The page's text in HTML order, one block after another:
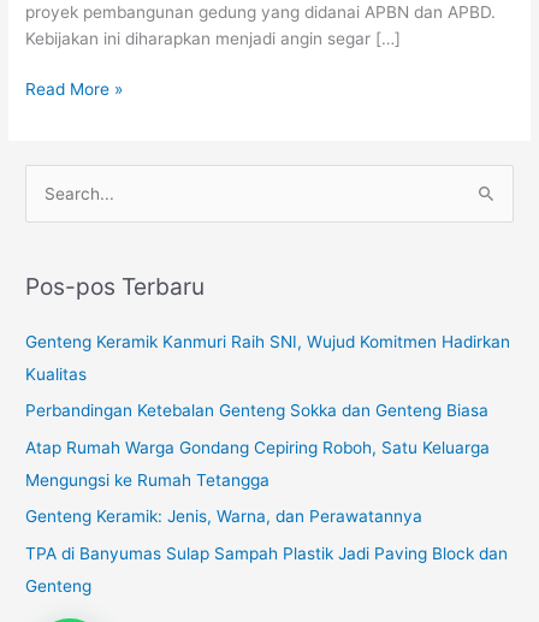
proyek pembangunan gedung yang didanai APBN dan APBD.
Kebijakan ini diharapkan menjadi angin segar […]
Read More »
i
k
:
Pos-pos Terbaru
Genteng Keramik Kanmuri Raih SNI, Wujud Komitmen Hadirkan
Kualitas
Perbandingan Ketebalan Genteng Sokka dan Genteng Biasa
Atap Rumah Warga Gondang Cepiring Roboh, Satu Keluarga
Mengungsi ke Rumah Tetangga
Genteng Keramik: Jenis, Warna, dan Perawatannya
TPA di Banyumas Sulap Sampah Plastik Jadi Paving Block dan
Genteng